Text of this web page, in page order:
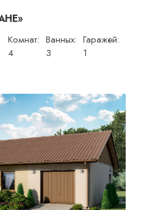
Комнат:
4
Ванных:
3
Гаражей:
1